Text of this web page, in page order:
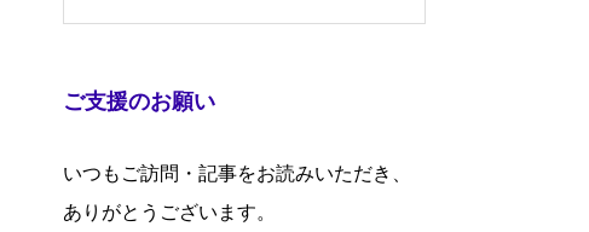
ご支援のお願い
いつもご訪問・記事をお読みいただき、
ありがとうございます。